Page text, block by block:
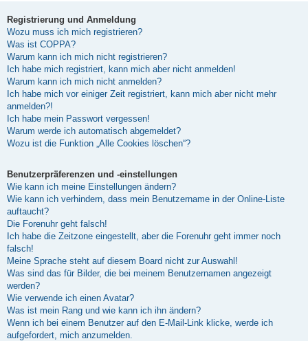
Registrierung und Anmeldung
Wozu muss ich mich registrieren?
Was ist COPPA?
Warum kann ich mich nicht registrieren?
Ich habe mich registriert, kann mich aber nicht anmelden!
Warum kann ich mich nicht anmelden?
Ich habe mich vor einiger Zeit registriert, kann mich aber nicht mehr
anmelden?!
Ich habe mein Passwort vergessen!
Warum werde ich automatisch abgemeldet?
Wozu ist die Funktion „Alle Cookies löschen“?
Benutzerpräferenzen und -einstellungen
Wie kann ich meine Einstellungen ändern?
Wie kann ich verhindern, dass mein Benutzername in der Online-Liste
auftaucht?
Die Forenuhr geht falsch!
Ich habe die Zeitzone eingestellt, aber die Forenuhr geht immer noch
falsch!
Meine Sprache steht auf diesem Board nicht zur Auswahl!
Was sind das für Bilder, die bei meinem Benutzernamen angezeigt
werden?
Wie verwende ich einen Avatar?
Was ist mein Rang und wie kann ich ihn ändern?
Wenn ich bei einem Benutzer auf den E-Mail-Link klicke, werde ich
aufgefordert, mich anzumelden.